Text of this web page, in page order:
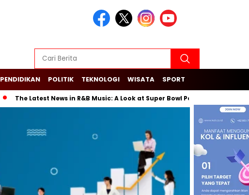
PENDIDIKAN POLITIK TEKNOLOGI WISATA SPORT
The Latest News in R&B Music: A Look at Super Bowl Performances, New